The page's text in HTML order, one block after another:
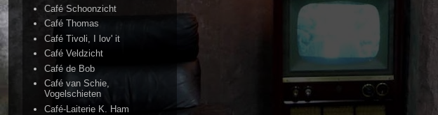
Café Schoonzicht
Café Thomas
Café Tivoli, I lov' it
Café Veldzicht
Café de Bob
Café van Schie,
Vogelschieten
Café-Laiterie K. Ham